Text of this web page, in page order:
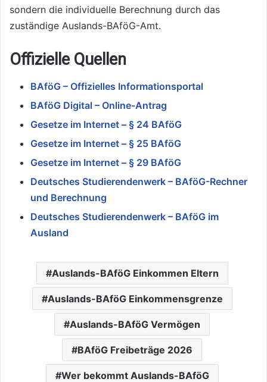
sondern die individuelle Berechnung durch das
zuständige Auslands-BAföG-Amt.
Offizielle Quellen
BAföG – Offizielles Informationsportal
BAföG Digital – Online-Antrag
Gesetze im Internet – § 24 BAföG
Gesetze im Internet – § 25 BAföG
Gesetze im Internet – § 29 BAföG
Deutsches Studierendenwerk – BAföG-Rechner
und Berechnung
Deutsches Studierendenwerk – BAföG im
Ausland
Auslands-BAföG Einkommen Eltern
Auslands-BAföG Einkommensgrenze
Auslands-BAföG Vermögen
BAföG Freibeträge 2026
Wer bekommt Auslands-BAföG